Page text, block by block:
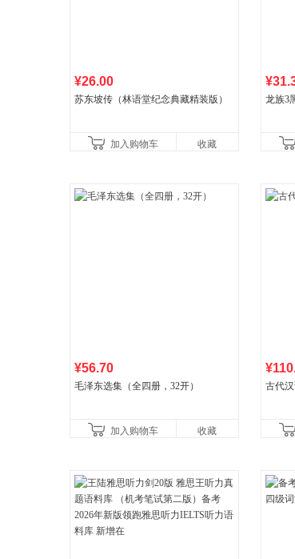
¥26.00
苏东坡传（林语堂纪念典藏精装版）
加入购物车 收藏
龙族3
¥56.70
毛泽东选集（全四册，32开）
加入购物车 收藏
古代